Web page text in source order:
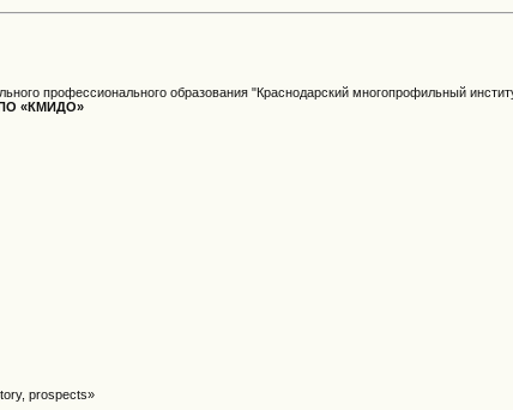
профессионального образования "Краснодарский многопрофильный
«КМИДО»
prospects»